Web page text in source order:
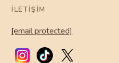
İLETIŞIM
[email protected]